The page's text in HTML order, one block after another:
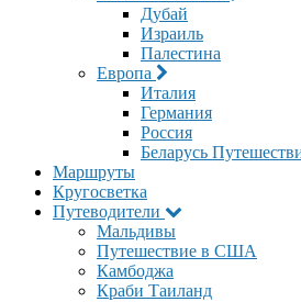
Дубай
Израиль
Палестина
Европа
Италия
Германия
Россия
Беларусь
Маршруты
Кругосветка
Путеводители
Мальдивы
Путешествие в США
Камбоджа
Краби Таиланд